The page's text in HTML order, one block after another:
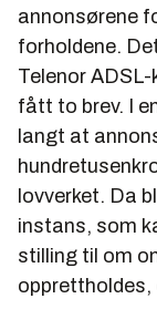
annonsørene
forholdene.
Telenor
fått to brev. I
langt at
lovverket. Da
instans, som
stilling til om